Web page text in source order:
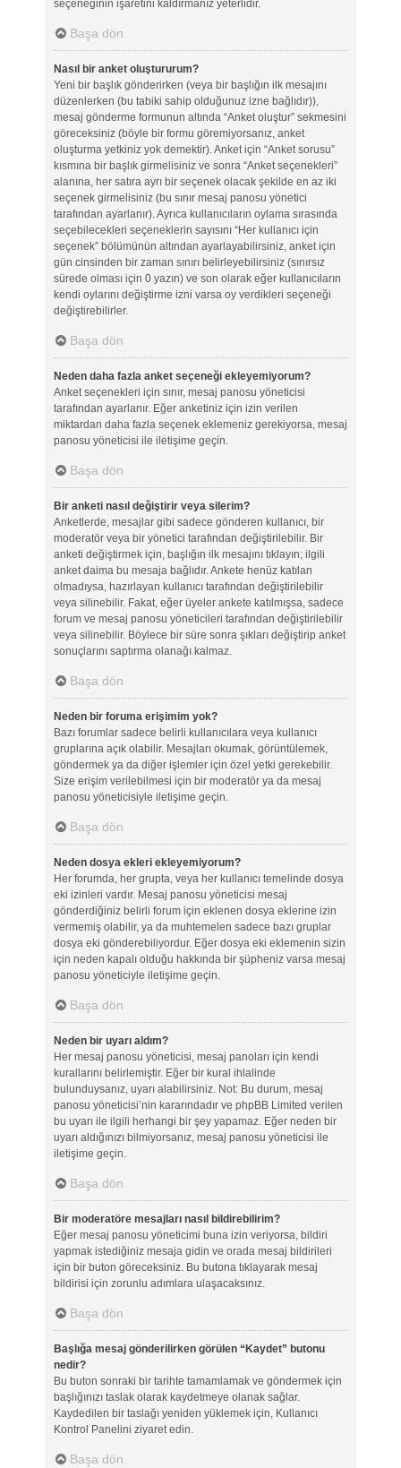
seçeneğinin işaretini kaldırmanız yeterlidir.
Başa dön
Nasıl bir anket oluştururum?
Yeni bir başlık gönderirken (veya bir başlığın ilk mesajını
düzenlerken (bu tabiki sahip olduğunuz izne bağlıdır)),
mesaj gönderme formunun altında “Anket oluştur” sekmesini
göreceksiniz (böyle bir formu göremiyorsanız, anket
oluşturma yetkiniz yok demektir). Anket için “Anket sorusu”
kısmına bir başlık girmelisiniz ve sonra “Anket seçenekleri”
alanına, her satıra ayrı bir seçenek olacak şekilde en az iki
seçenek girmelisiniz (bu sınır mesaj panosu yönetici
tarafından ayarlanır). Ayrıca kullanıcıların oylama sırasında
seçebilecekleri seçeneklerin sayısını “Her kullanıcı için
seçenek” bölümünün altından ayarlayabilirsiniz, anket için
gün cinsinden bir zaman sınırı belirleyebilirsiniz (sınırsız
sürede olması için 0 yazın) ve son olarak eğer kullanıcıların
kendi oylarını değiştirme izni varsa oy verdikleri seçeneği
değiştirebilirler.
Başa dön
Neden daha fazla anket seçeneği ekleyemiyorum?
Anket seçenekleri için sınır, mesaj panosu yöneticisi
tarafından ayarlanır. Eğer anketiniz için izin verilen
miktardan daha fazla seçenek eklemeniz gerekiyorsa, mesaj
panosu yöneticisi ile iletişime geçin.
Başa dön
Bir anketi nasıl değiştirir veya silerim?
Anketlerde, mesajlar gibi sadece gönderen kullanıcı, bir
moderatör veya bir yönetici tarafından değiştirilebilir. Bir
anketi değiştirmek için, başlığın ilk mesajını tıklayın; ilgili
anket daima bu mesaja bağlıdır. Ankete henüz katılan
olmadıysa, hazırlayan kullanıcı tarafından değiştirilebilir
veya silinebilir. Fakat, eğer üyeler ankete katılmışsa, sadece
forum ve mesaj panosu yöneticileri tarafından değiştirilebilir
veya silinebilir. Böylece bir süre sonra şıkları değiştirip anket
sonuçlarını saptırma olanağı kalmaz.
Başa dön
Neden bir foruma erişimim yok?
Bazı forumlar sadece belirli kullanıcılara veya kullanıcı
gruplarına açık olabilir. Mesajları okumak, görüntülemek,
göndermek ya da diğer işlemler için özel yetki gerekebilir.
Size erişim verilebilmesi için bir moderatör ya da mesaj
panosu yöneticisiyle iletişime geçin.
Başa dön
Neden dosya ekleri ekleyemiyorum?
Her forumda, her grupta, veya her kullanıcı temelinde dosya
eki izinleri vardır. Mesaj panosu yöneticisi mesaj
gönderdiğiniz belirli forum için eklenen dosya eklerine izin
vermemiş olabilir, ya da muhtemelen sadece bazı gruplar
dosya eki gönderebiliyordur. Eğer dosya eki eklemenin sizin
için neden kapalı olduğu hakkında bir şüpheniz varsa mesaj
panosu yöneticiyle iletişime geçin.
Başa dön
Neden bir uyarı aldım?
Her mesaj panosu yöneticisi, mesaj panoları için kendi
kurallarını belirlemiştir. Eğer bir kural ihlalinde
bulunduysanız, uyarı alabilirsiniz. Not: Bu durum, mesaj
panosu yöneticisi’nin kararındadır ve phpBB Limited verilen
bu uyarı ile ilgili herhangi bir şey yapamaz. Eğer neden bir
uyarı aldığınızı bilmiyorsanız, mesaj panosu yöneticisi ile
iletişime geçin.
Başa dön
Bir moderatöre mesajları nasıl bildirebilirim?
Eğer mesaj panosu yöneticimi buna izin veriyorsa, bildiri
yapmak istediğiniz mesaja gidin ve orada mesaj bildirileri
için bir buton göreceksiniz. Bu butona tıklayarak mesaj
bildirisi için zorunlu adımlara ulaşacaksınız.
Başa dön
Başlığa mesaj gönderilirken görülen “Kaydet” butonu
nedir?
Bu buton sonraki bir tarihte tamamlamak ve göndermek için
başlığınızı taslak olarak kaydetmeye olanak sağlar.
Kaydedilen bir taslağı yeniden yüklemek için, Kullanıcı
Kontrol Panelini ziyaret edin.
Başa dön